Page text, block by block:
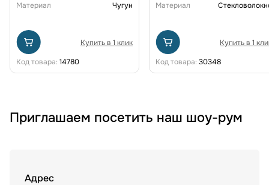
Материал
Чугун
Купить в 1 клик
Код товара: 14780
Материал
Купить в 1
Код товара: 30348
Приглашаем посетить наш шоу-рум
Адрес